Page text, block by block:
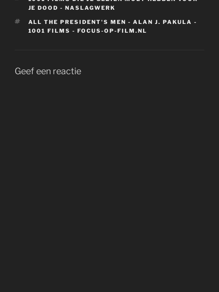
JE DOOD - NASLAGWERK
TAGS
ALL THE PRESIDENT'S MEN - ALAN J. PAKULA -
1001 FILMS - FOCUS-OP-FILM.NL
Geef een reactie